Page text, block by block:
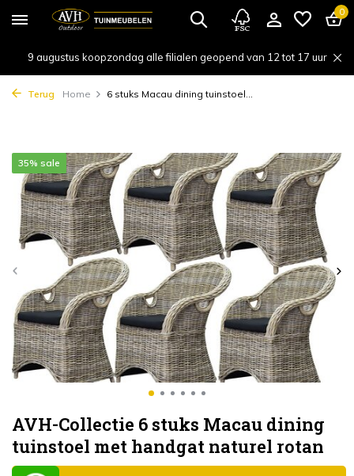
0
9 augustus koopzondag alle filialen geopend van 12 tot 17 uur
Terug Home 6 stuks Macau dining tuinstoel...
AVH-Collectie 6 stuks Macau dining
tuinstoel met handgat naturel rotan
35% sale